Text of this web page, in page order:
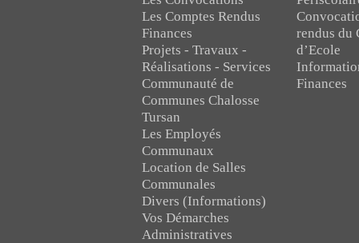
Les Comptes Rendus
Finances
Projets - Travaux -
Réalisations - Services
Communauté de
Communes Chalosse
Tursan
Les Employés
Communaux
Location de Salles
Communales
Divers (Informations)
Vos Démarches
Administratives
rendus du
d’Ecole
Finances